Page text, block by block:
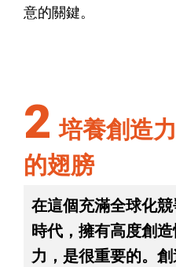
意的關鍵。
2 培養創造
的翅膀
在這個充滿全球化
時代，擁有高度創
力，是很重要的。